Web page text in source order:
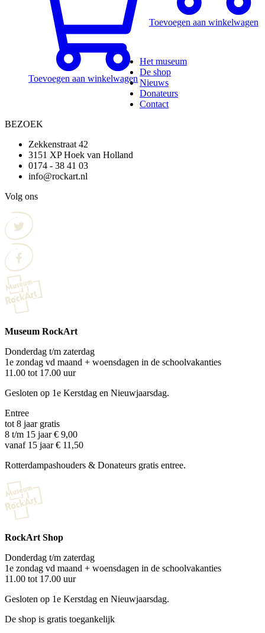
Toevoegen aan winkelwagen
Toevoegen aan winkelwagen
Het museum
De shop
Nieuws
Donateurs
Contact
BEZOEK
Zekkenstraat 42
3151 XP Hoek van Holland
0174 - 38 41 03
info@rockart.nl
Volg ons
Museum RockArt
Donderdag t/m zaterdag
1e zondag vd maand + woensdagen in de schoolvakanties
11.00 tot 17.00 uur
Gesloten op 1e Kerstdag en Nieuwjaarsdag.
Entree
tot 8 jaar gratis
8 t/m 15 jaar € 9,00
vanaf 15 jaar € 11,50
Rotterdampashouders & Donateurs gratis entree.
RockArt Shop
Donderdag t/m zaterdag
1e zondag vd maand + woensdagen in de schoolvakanties
11.00 tot 17.00 uur
Gesloten op 1e Kerstdag en Nieuwjaarsdag.
De shop is gratis toegankelijk